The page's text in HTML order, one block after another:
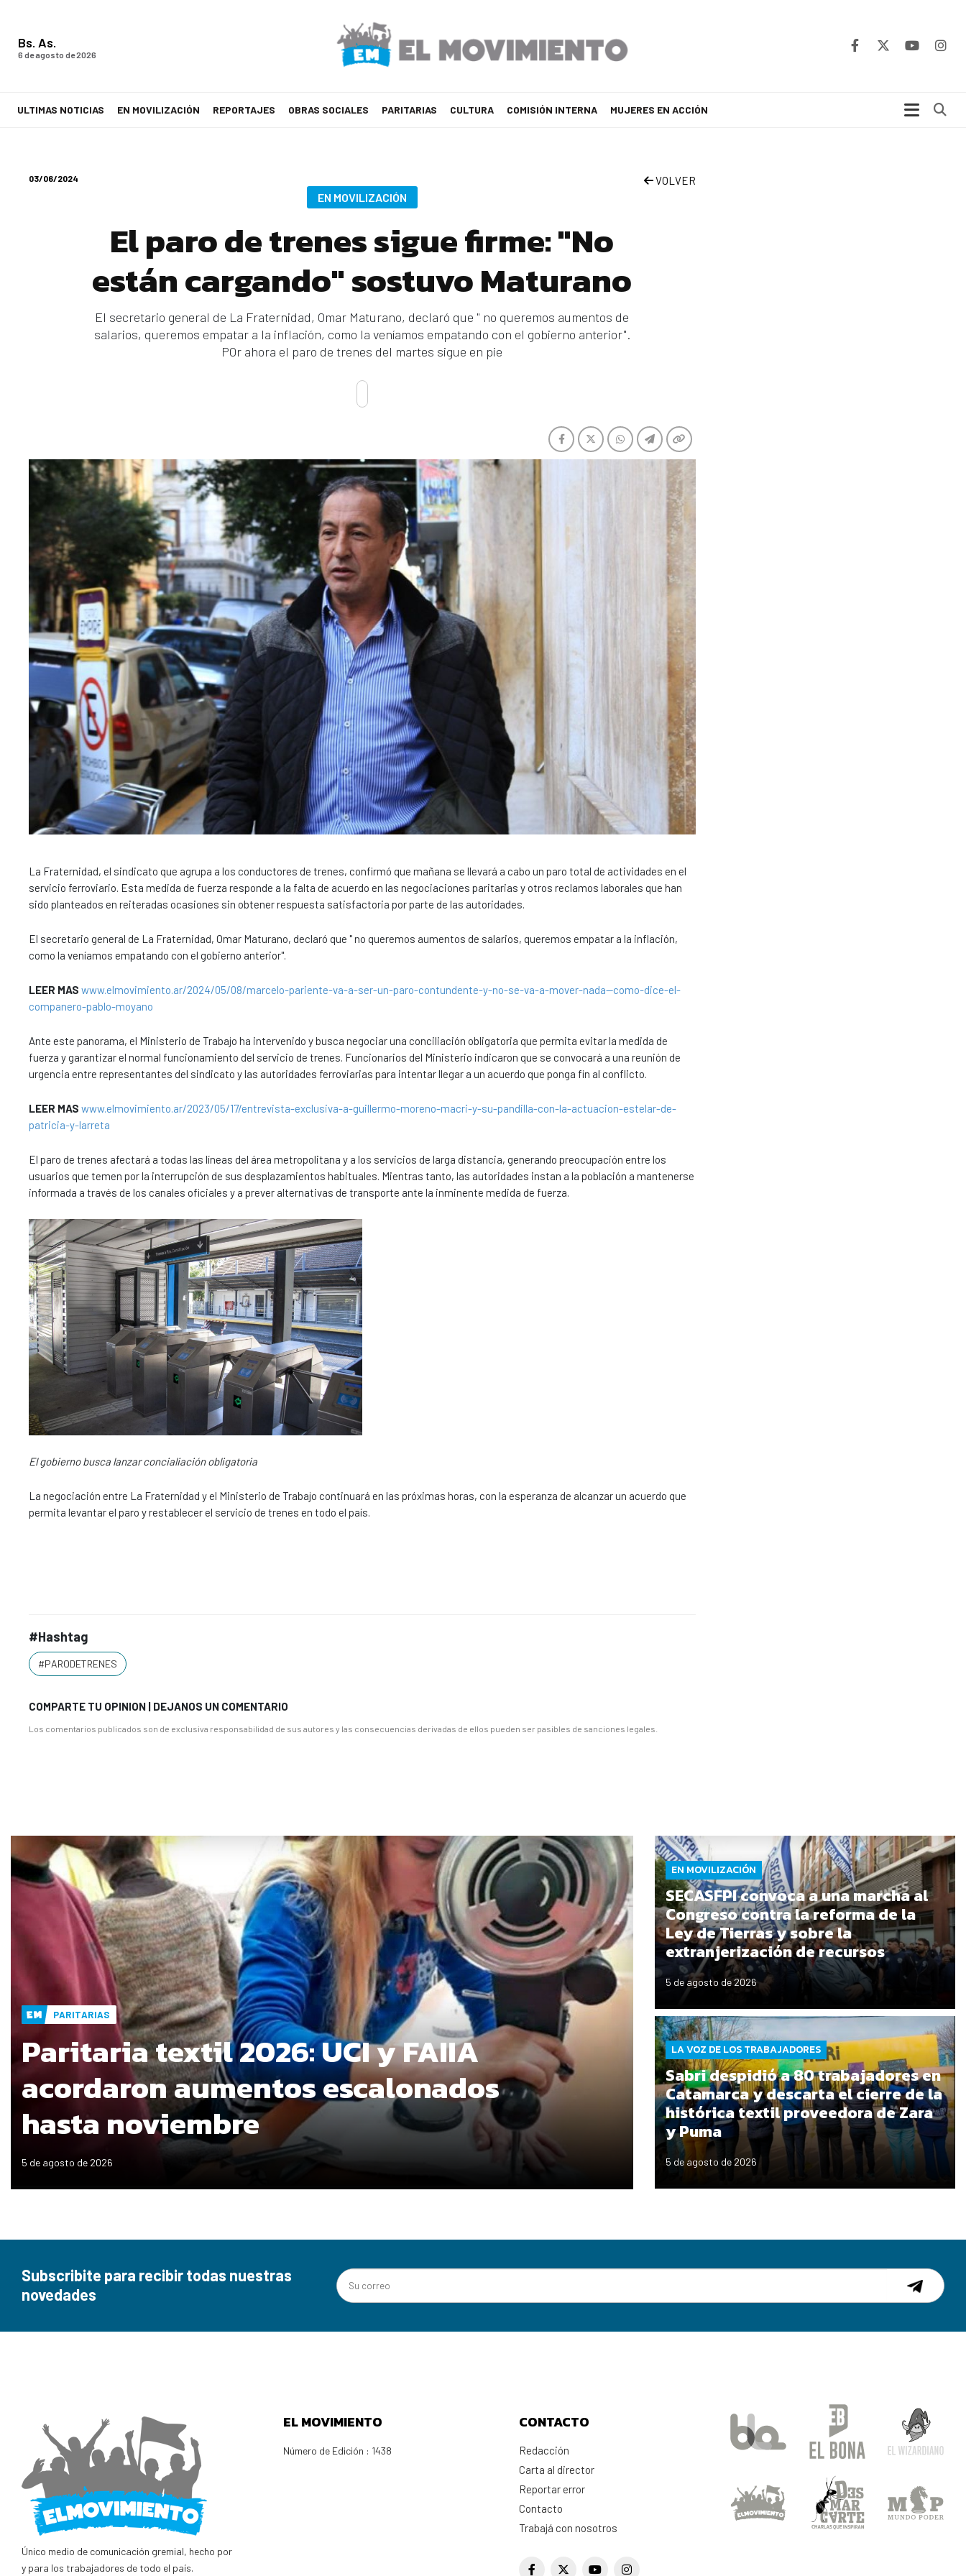
Bs. As.
6 de agosto de 2026
ULTIMAS NOTICIAS EN MOVILIZACIÓN REPORTAJES OBRAS SOCIALES PARITARIAS CULTURA COMISIÓN INTERNA MUJERES EN ACCIÓN
03/06/2024 VOLVER
EN MOVILIZACIÓN
El paro de trenes sigue firme: "No
están cargando" sostuvo Maturano
El secretario general de La Fraternidad, Omar Maturano, declaró que " no queremos aumentos de
salarios, queremos empatar a la inflación, como la veníamos empatando con el gobierno anterior".
POr ahora el paro de trenes del martes sigue en pie
La Fraternidad, el sindicato que agrupa a los conductores de trenes, confirmó que mañana se llevará a cabo un paro total de actividades en el
servicio ferroviario. Esta medida de fuerza responde a la falta de acuerdo en las negociaciones paritarias y otros reclamos laborales que han
sido planteados en reiteradas ocasiones sin obtener respuesta satisfactoria por parte de las autoridades.
El secretario general de La Fraternidad, Omar Maturano, declaró que " no queremos aumentos de salarios, queremos empatar a la inflación,
como la veníamos empatando con el gobierno anterior".
LEER MAS www.elmovimiento.ar/2024/05/08/marcelo-pariente-va-a-ser-un-paro-contundente-y-no-se-va-a-mover-nada--como-dice-el-
companero-pablo-moyano
Ante este panorama, el Ministerio de Trabajo ha intervenido y busca negociar una conciliación obligatoria que permita evitar la medida de
fuerza y garantizar el normal funcionamiento del servicio de trenes. Funcionarios del Ministerio indicaron que se convocará a una reunión de
urgencia entre representantes del sindicato y las autoridades ferroviarias para intentar llegar a un acuerdo que ponga fin al conflicto.
LEER MAS www.elmovimiento.ar/2023/05/17/entrevista-exclusiva-a-guillermo-moreno-macri-y-su-pandilla-con-la-actuacion-estelar-de-
patricia-y-larreta
El paro de trenes afectará a todas las líneas del área metropolitana y a los servicios de larga distancia, generando preocupación entre los
usuarios que temen por la interrupción de sus desplazamientos habituales. Mientras tanto, las autoridades instan a la población a mantenerse
informada a través de los canales oficiales y a prever alternativas de transporte ante la inminente medida de fuerza.
El gobierno busca lanzar concialiación obligatoria
La negociación entre La Fraternidad y el Ministerio de Trabajo continuará en las próximas horas, con la esperanza de alcanzar un acuerdo que
permita levantar el paro y restablecer el servicio de trenes en todo el país.
#Hashtag
#PARODETRENES
COMPARTE TU OPINION | DEJANOS UN COMENTARIO
Los comentarios publicados son de exclusiva responsabilidad de sus autores y las consecuencias derivadas de ellos pueden ser pasibles de sanciones legales.
PARITARIAS
Paritaria textil 2026: UCI y FAIIA
acordaron aumentos escalonados
hasta noviembre
5 de agosto de 2026
EN MOVILIZACIÓN
SECASFPI convoca a una marcha al
Congreso contra la reforma de la
Ley de Tierras y sobre la
extranjerización de recursos
5 de agosto de 2026
LA VOZ DE LOS TRABAJADORES
Sabri despidió a 80 trabajadores en
Catamarca y descarta el cierre de la
histórica textil proveedora de Zara
y Puma
5 de agosto de 2026
Subscribite para recibir todas nuestras
novedades
Único medio de comunicación gremial, hecho por
y para los trabajadores de todo el país.
EL MOVIMIENTO
Número de Edición : 1438
CONTACTO
Redacción
Carta al director
Reportar error
Contacto
Trabajá con nosotros